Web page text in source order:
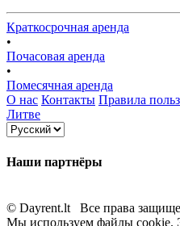
Краткосрочная аренда
•
Почасовая аренда
•
Помесячная аренда
О нас Контакты Правила
Литве
Наши партнёры
© Dayrent.lt Все права
Мы используем файлы cookie.